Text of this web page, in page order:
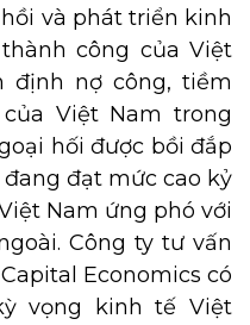
và phát triển kinh
công của Việt
định nợ công, tiềm
Việt Nam trong
hối được bồi đắp
đạt mức cao kỷ
Nam ứng phó với
Công ty tư vấn
Economics có
vọng kinh tế Việt